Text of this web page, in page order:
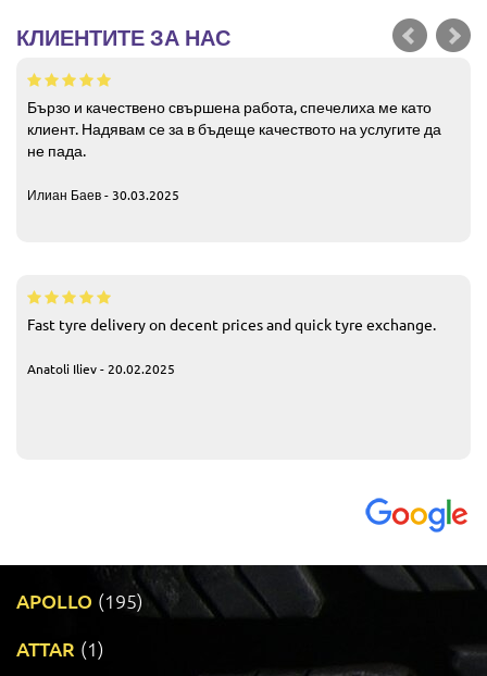
КЛИЕНТИТЕ ЗА НАС
Бързо и качествено свършена работа, спечелиха ме като
клиент. Надявам се за в бъдеще качеството на услугите да
не пада.
Илиан Баев - 30.03.2025
Fast tyre delivery on decent prices and quick tyre exchange.
Anatoli Iliev - 20.02.2025
APOLLO (195)
ATTAR (1)